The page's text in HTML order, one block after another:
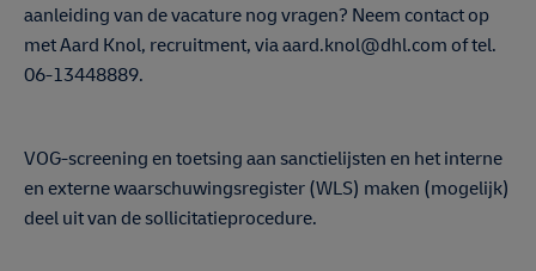
aanleiding van de vacature nog vragen? Neem contact op
met Aard Knol, recruitment, via aard.knol@dhl.com of tel.
06-13448889.
VOG-screening en toetsing aan sanctielijsten en het interne
en externe waarschuwingsregister (WLS) maken (mogelijk)
deel uit van de sollicitatieprocedure.